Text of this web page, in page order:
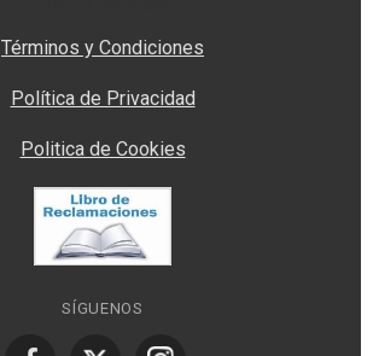
Términos y Condiciones
Política de Privacidad
Politica de Cookies
SÍGUENOS